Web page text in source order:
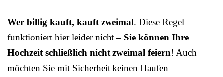
Wer billig kauft, kauft zweimal. Diese Regel
funktioniert hier leider nicht – Sie können Ihre
Hochzeit schließlich nicht zweimal feiern! Auch
möchten Sie mit Sicherheit keinen Haufen